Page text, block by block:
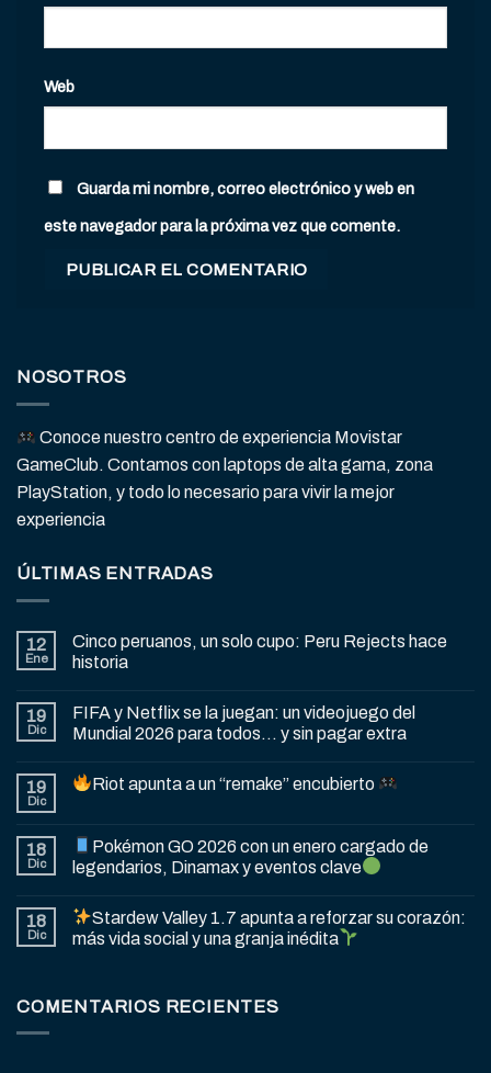
Web
Guarda mi nombre, correo electrónico y web en
este navegador para la próxima vez que comente.
NOSOTROS
Conoce nuestro centro de experiencia Movistar
GameClub. Contamos con laptops de alta gama, zona
PlayStation, y todo lo necesario para vivir la mejor
experiencia
ÚLTIMAS ENTRADAS
12
Ene
Cinco peruanos, un solo cupo: Peru Rejects hace
historia
19
Dic
FIFA y Netflix se la juegan: un videojuego del
Mundial 2026 para todos… y sin pagar extra
19
Dic
Riot apunta a un “remake” encubierto
18
Dic
Pokémon GO 2026 con un enero cargado de
legendarios, Dinamax y eventos clave
18
Dic
Stardew Valley 1.7 apunta a reforzar su corazón:
más vida social y una granja inédita
COMENTARIOS RECIENTES